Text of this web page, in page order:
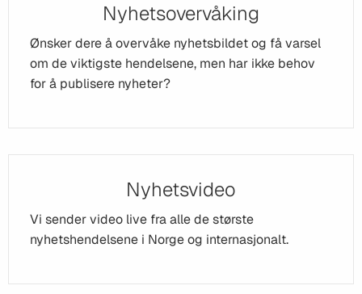
Nyhetsovervåking
Ønsker dere å overvåke nyhetsbildet og få varsel
om de viktigste hendelsene, men har ikke behov
for å publisere nyheter?
Nyhetsvideo
Vi sender video live fra alle de største
nyhetshendelsene i Norge og internasjonalt.